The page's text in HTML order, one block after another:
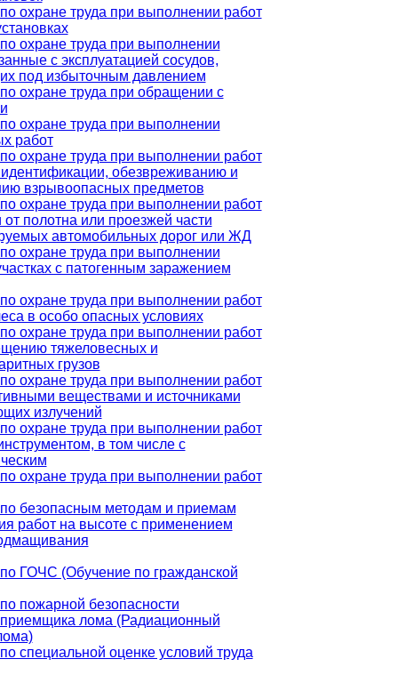
охране труда при выполнении работ
охране труда при выполнении
с эксплуатацией сосудов,
под избыточным давлением
охране труда при обращении с
охране труда при выполнении
работ
охране труда при выполнении работ
идентификации, обезвреживанию и
взрывоопасных предметов
охране труда при выполнении работ
от полотна или проезжей части
автомобильных дорог или ЖД
охране труда при выполнении
с патогенным заражением
охране труда при выполнении работ
в особо опасных условиях
охране труда при выполнении работ
тяжеловесных и
грузов
охране труда при выполнении работ
веществами и источниками
излучений
охране труда при выполнении работ
в том числе с
охране труда при выполнении работ
безопасным методам и приемам
работ на высоте с применением
ГОЧС (Обучение по гражданской
пожарной безопасности
лома (Радиационный
специальной оценке условий труда